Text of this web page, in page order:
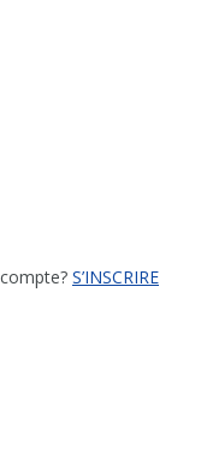
S’INSCRIRE